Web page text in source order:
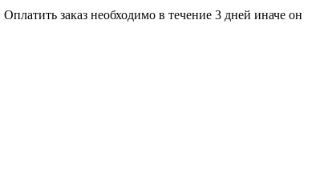
заказ необходимо в течение 3 дней иначе он